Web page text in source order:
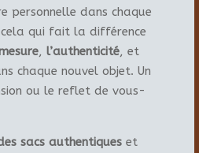
personnelle dans chaque
cela qui fait la différence
, l’authenticité, et
chaque nouvel objet. Un
ou le reflet de vous-
sacs authentiques et